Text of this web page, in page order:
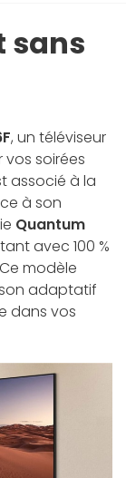
sans
, un téléviseur
soirées
associé à la
à son
Quantum
avec 100 %
modèle
adaptatif
dans vos